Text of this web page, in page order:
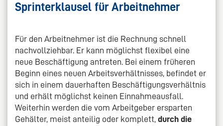
Sprinterklausel für Arbeitnehmer
Für den Arbeitnehmer ist die Rechnung schnell
nachvollziehbar. Er kann möglichst flexibel eine
neue Beschäftigung antreten. Bei einem früheren
Beginn eines neuen Arbeitsverhältnisses, befindet er
sich in einem dauerhaften Beschäftigungsverhältnis
und erhält möglichst keinen Einnahmeausfall.
Weiterhin werden die vom Arbeitgeber ersparten
Gehälter, meist anteilig oder komplett, durch die